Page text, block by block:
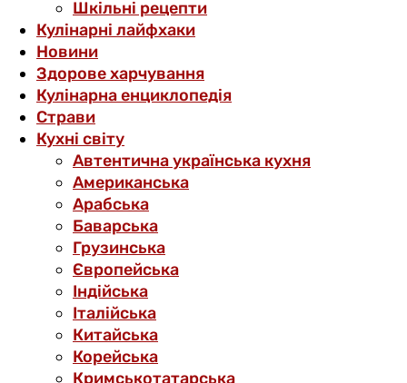
Шкільні рецепти
Кулінарні лайфхаки
Новини
Здорове харчування
Кулінарна енциклопедія
Страви
Кухні світу
Автентична українська кухня
Американська
Арабська
Баварська
Грузинська
Європейська
Індійська
Італійська
Китайська
Корейська
Кримськотатарська